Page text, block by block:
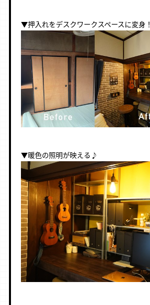
▼押入れをデスクワークスペースに変身！
▼暖色の照明が映える♪